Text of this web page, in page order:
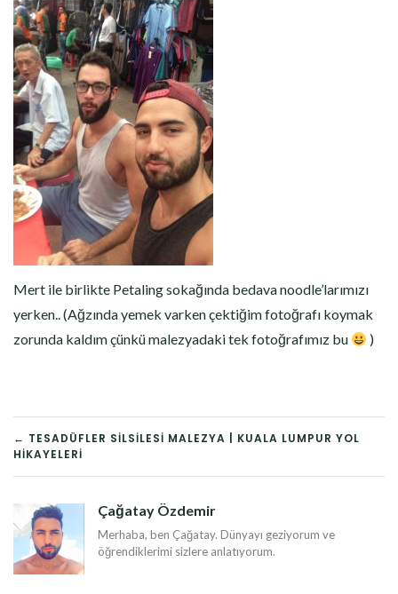
Mert ile birlikte Petaling sokağında bedava noodle’larımızı
yerken.. (Ağzında yemek varken çektiğim fotoğrafı koymak
zorunda kaldım çünkü malezyadaki tek fotoğrafımız bu
)
YAZI
DOLAŞIMI
← TESADÜFLER SILSILESI MALEZYA | KUALA LUMPUR YOL
HIKAYELERI
Çağatay Özdemir
Merhaba, ben Çağatay. Dünyayı geziyorum ve
öğrendiklerimi sizlere anlatıyorum.